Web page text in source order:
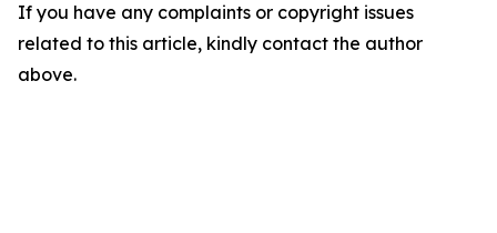
If you have any complaints or copyright issues
related to this article, kindly contact the author
above.